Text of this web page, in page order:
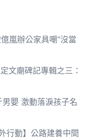
嵐辦公家具嘲“沒當
文廟碑記專輯之三：
嬰 激動落淚孩子名
行動】公路建養中間